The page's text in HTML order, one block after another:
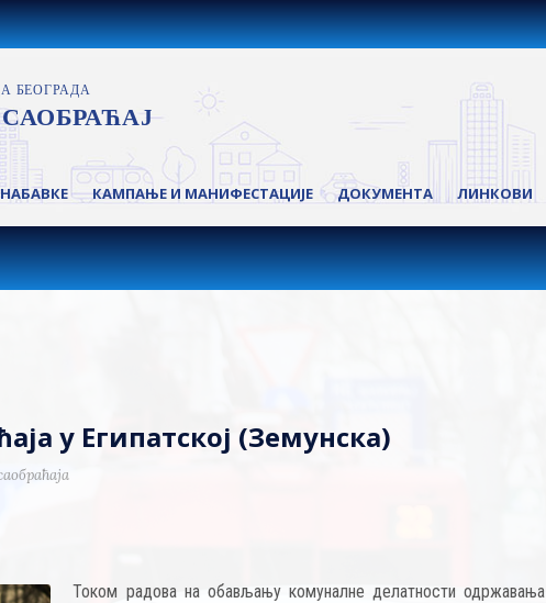
НАБАВКЕ КАМПАЊЕ И МАНИФЕСТАЦИЈЕ ДОКУМЕНТА ЛИНКОВИ
у Египатској (Земунска)
Током радова на обављању комуналне делатности одржавања